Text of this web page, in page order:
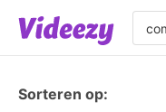
Sorteren op: